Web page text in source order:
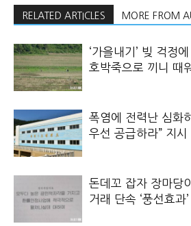
RELATED ARTICLES MORE FROM
‘가을내기’ 빚 걱정
호박죽으로 끼니 때
폭염에 전력난 심화
우선 공급하라” 지시
돈데꼬 잡자 장마당
거래 단속 ‘풍선효과’